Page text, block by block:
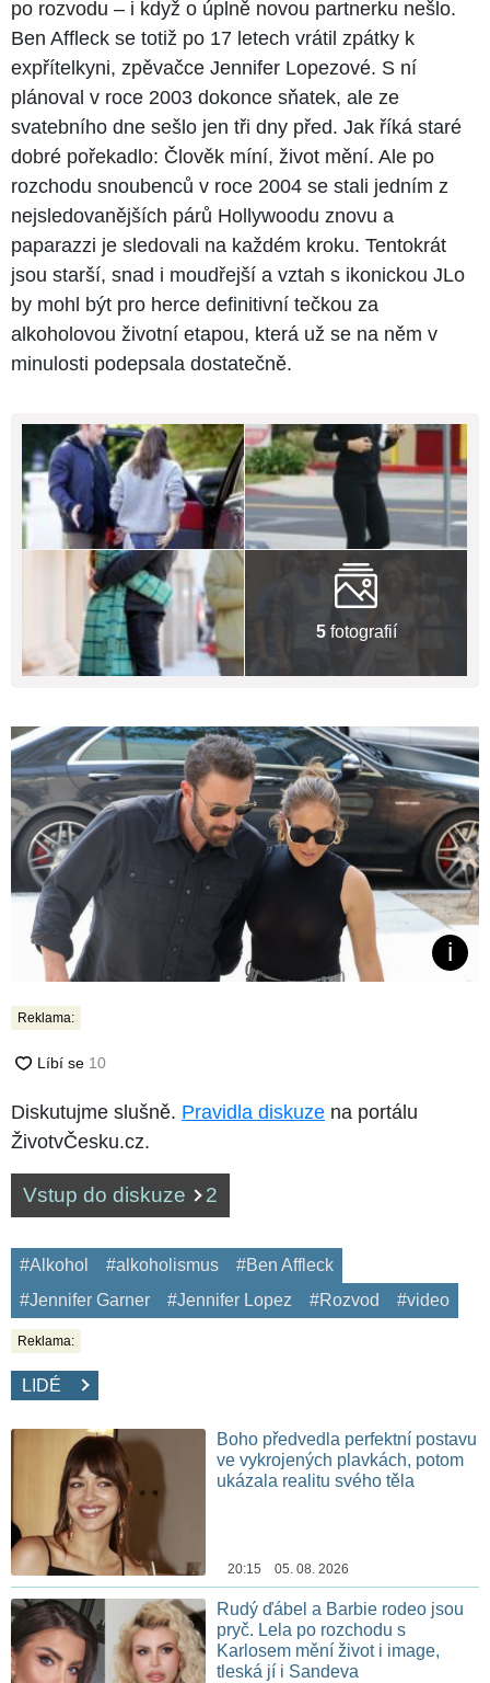
po rozvodu – i když o úplně novou partnerku nešlo.
Ben Affleck se totiž po 17 letech vrátil zpátky k
expřítelkyni, zpěvačce Jennifer Lopezové. S ní
plánoval v roce 2003 dokonce sňatek, ale ze
svatebního dne sešlo jen tři dny před. Jak říká staré
dobré pořekadlo: Člověk míní, život mění. Ale po
rozchodu snoubenců v roce 2004 se stali jedním z
nejsledovanějších párů Hollywoodu znovu a
paparazzi je sledovali na každém kroku. Tentokrát
jsou starší, snad i moudřejší a vztah s ikonickou JLo
by mohl být pro herce definitivní tečkou za
alkoholovou životní etapou, která už se na něm v
minulosti podepsala dostatečně.
5fotografií
Reklama:
Diskutujme slušně. Pravidla diskuze na portálu
ŽivotvČesku.cz.
Vstup do diskuze 2
#Alkohol #alkoholismus
#Ben Affleck
#Jennifer Garner
#Jennifer Lopez #Rozvod #video
Reklama:
LIDÉ
Boho předvedla perfektní postavu
ve vykrojených plavkách, potom
ukázala realitu svého těla
20:15 05. 08. 2026
Rudý ďábel a Barbie rodeo jsou
pryč. Lela po rozchodu s
Karlosem mění život i image,
tleská jí i Sandeva